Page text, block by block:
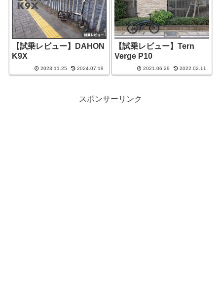
【試乗レビュー】DAHON
K9X
2023.11.25 2024.07.19
【試乗レビュー】Tern
Verge P10
2021.06.29 2022.02.11
スポンサーリンク